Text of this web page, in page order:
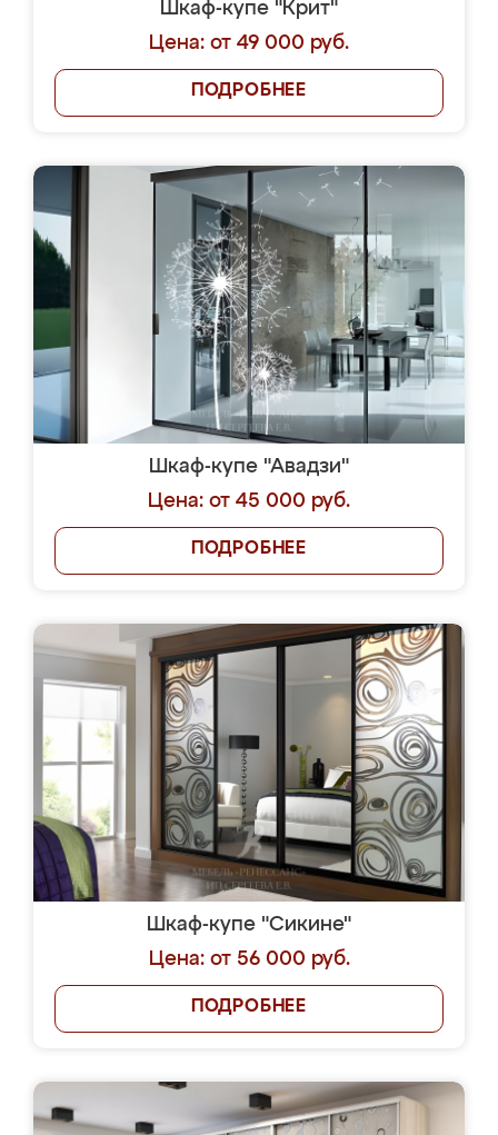
Шкаф-купе "Крит"
Цена: от 49 000 руб.
ПОДРОБНЕЕ
Шкаф-купе "Авадзи"
Цена: от 45 000 руб.
ПОДРОБНЕЕ
Шкаф-купе "Сикине"
Цена: от 56 000 руб.
ПОДРОБНЕЕ